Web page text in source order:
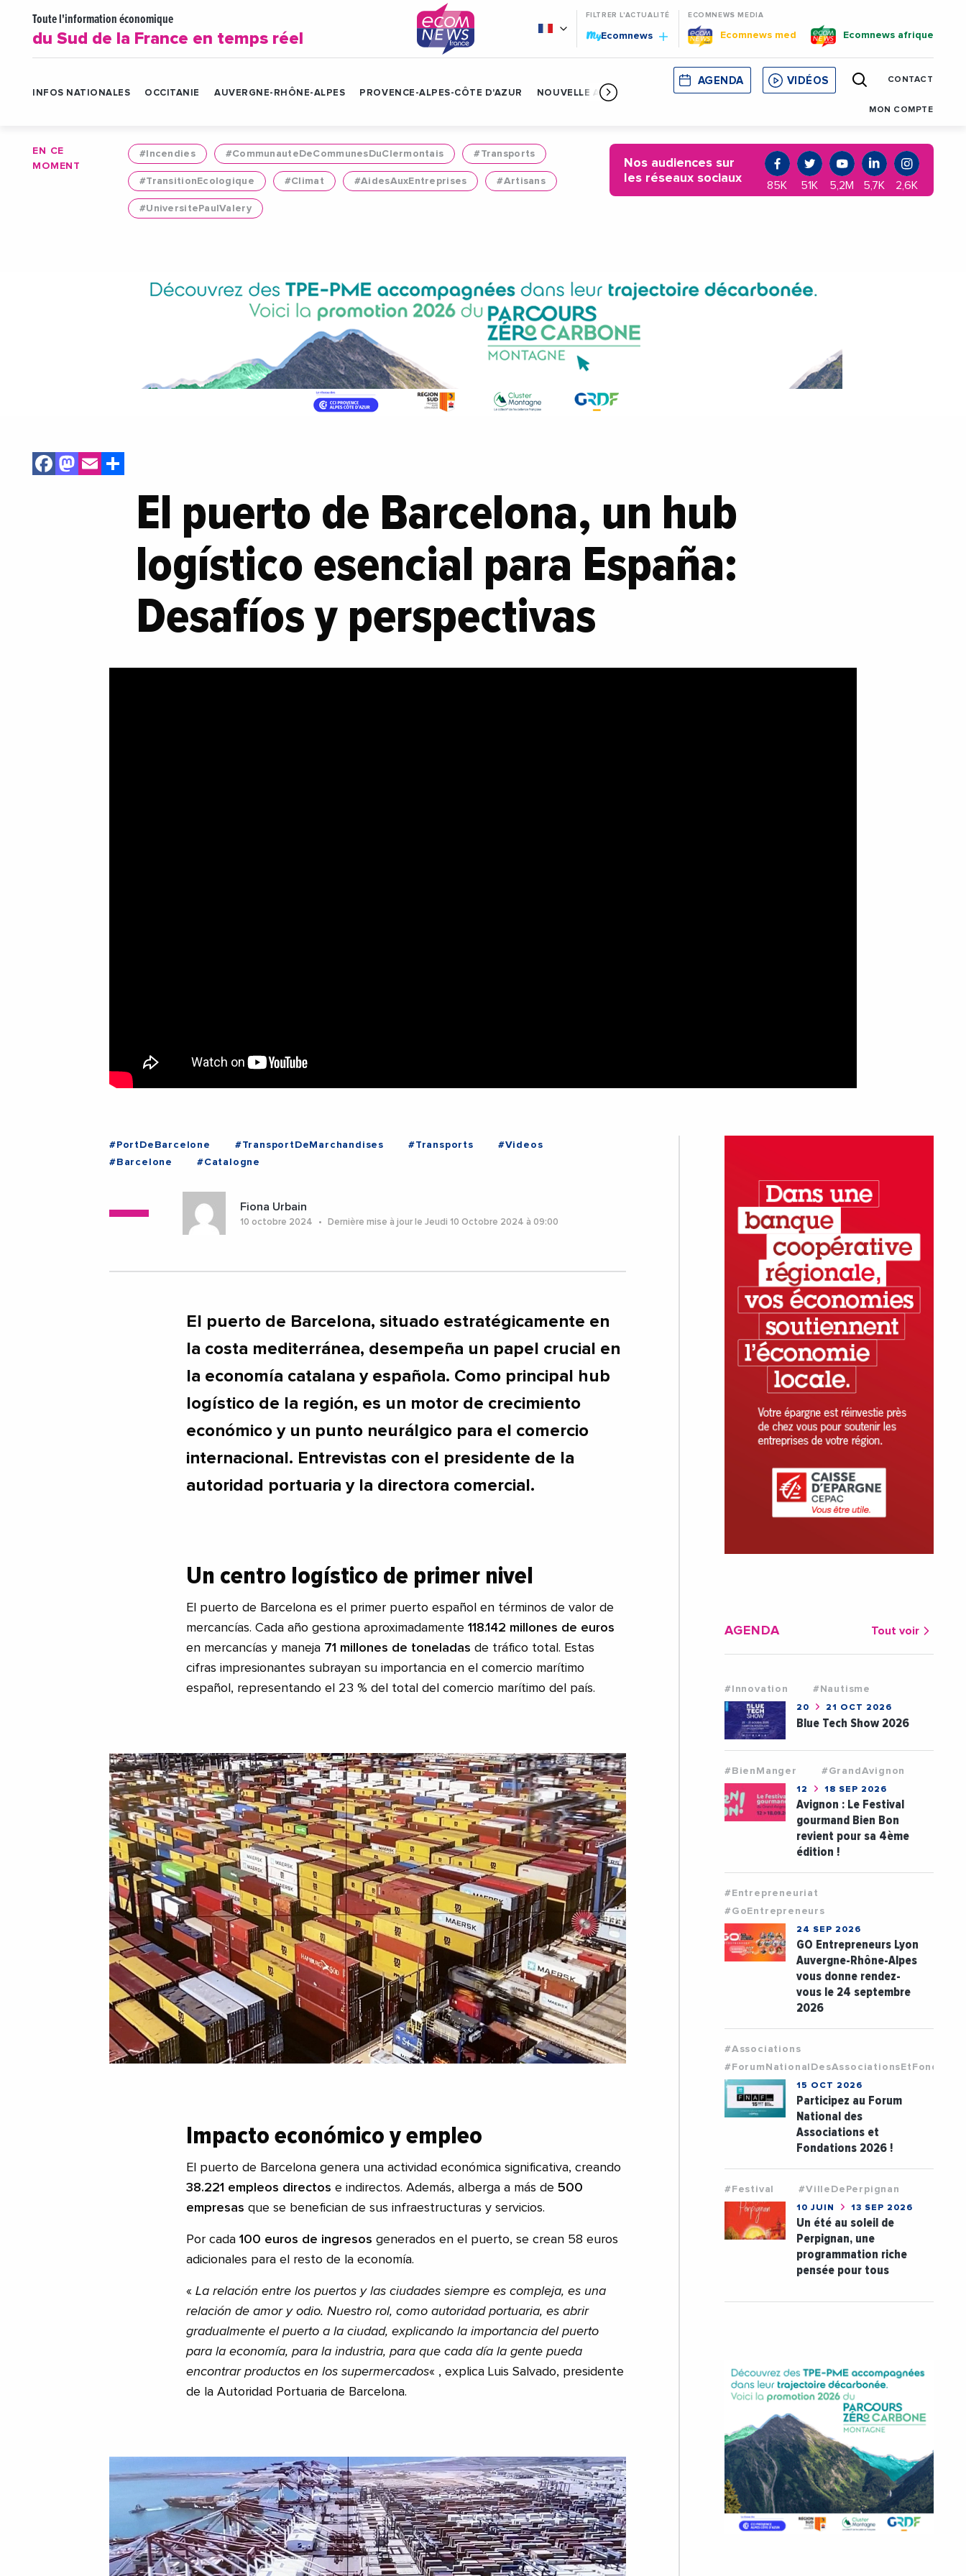
Toute l'information économique
du Sud de la France en temps réel
FILTRER L'ACTUALITÉ
MyEcomnews
ECOMNEWS MEDIA
Ecomnews med Ecomnews afrique
INFOS NATIONALES OCCITANIE AUVERGNE-RHÔNE-ALPES PROVENCE-ALPES-CÔTE D'AZUR NOUVELLE AQUITAINE CORSE MONACO CATALOGNE
AGENDA VIDÉOS CONTACT
MON COMPTE
EN CE
MOMENT
#Incendies #CommunauteDeCommunesDuClermontais #Transports
#TransitionEcologique #Climat #AidesAuxEntreprises #Artisans
#UniversitePaulValery
Nos audiences sur
les réseaux sociaux
85K 51K 5,2M 5,7K 2,6K
Facebook
Mastodon
Email
El puerto de Barcelona, un hub
logístico esencial para España:
Desafíos y perspectivas
#PortDeBarcelone #TransportDeMarchandises #Transports
#Videos
#Barcelone
#Catalogne
Fiona Urbain
10 octobre 2024 Dernière mise à jour le Jeudi 10 Octobre 2024 à 09:00
El puerto de Barcelona, situado estratégicamente en
la costa mediterránea, desempeña un papel crucial en
la economía catalana y española. Como principal hub
logístico de la región, es un motor de crecimiento
económico y un punto neurálgico para el comercio
internacional. Entrevistas con el presidente de la
autoridad portuaria y la directora comercial.
Un centro logístico de primer nivel
El puerto de Barcelona es el primer puerto español en términos de valor de
mercancías. Cada año gestiona aproximadamente 118.142 millones de euros
en mercancías y maneja 71 millones de toneladas de tráfico total. Estas
cifras impresionantes subrayan su importancia en el comercio marítimo
español, representando el 23 % del total del comercio marítimo del país.
Impacto económico y empleo
El puerto de Barcelona genera una actividad económica significativa, creando
38.221 empleos directos e indirectos. Además, alberga a más de 500
empresas que se benefician de sus infraestructuras y servicios.
Por cada 100 euros de ingresos generados en el puerto, se crean 58 euros
adicionales para el resto de la economía.
« La relación entre los puertos y las ciudades siempre es compleja, es una
relación de amor y odio. Nuestro rol, como autoridad portuaria, es abrir
gradualmente el puerto a la ciudad, explicando la importancia del puerto
para la economía, para la industria, para que cada día la gente pueda
encontrar productos en los supermercados« , explica Luis Salvado, presidente
de la Autoridad Portuaria de Barcelona.
AGENDA Tout voir
#Innovation #Nautisme
20 21 OCT 2026
Blue Tech Show 2026
#BienManger #GrandAvignon
12 18 SEP 2026
Avignon : Le Festival
gourmand Bien Bon
revient pour sa 4ème
édition !
#Entrepreneuriat
#GoEntrepreneurs
24 SEP 2026
GO Entrepreneurs Lyon
Auvergne-Rhône-Alpes
vous donne rendez-
vous le 24 septembre
2026
#Associations
15 OCT 2026
Participez au Forum
National des
Associations et
Fondations 2026 !
#Festival #VilleDePerpignan
10 JUIN 13 SEP 2026
Un été au soleil de
Perpignan, une
programmation riche
pensée pour tous